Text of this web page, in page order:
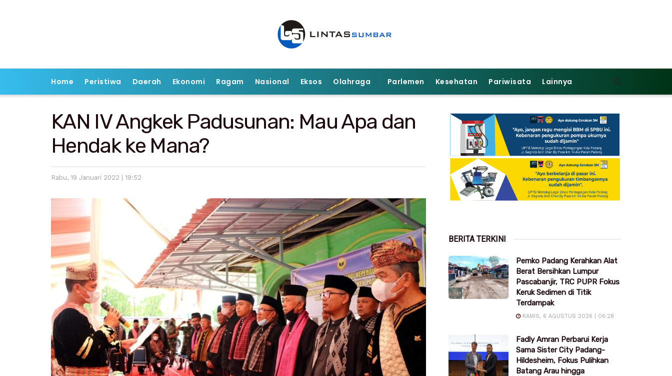
Home Peristiwa Daerah Ekonomi Ragam Nasional Eksos Olahraga Parlemen Kesehatan Pariwisata Lainnya
KAN IV Angkek Padusunan: Mau Apa dan
Hendak ke Mana?
Rabu, 19 Januari 2022 | 19:52
BERITA TERKINI
Pemko Padang Kerahkan Alat
Berat Bersihkan Lumpur
Pascabanjir, TRC PUPR Fokus
Keruk Sedimen di Titik
Terdampak
KAMIS, 6 AGUSTUS 2026 | 06:28
Fadly Amran Perbarui Kerja
Sama Sister City Padang-
Hildesheim, Fokus Pulihkan
Batang Arau hingga